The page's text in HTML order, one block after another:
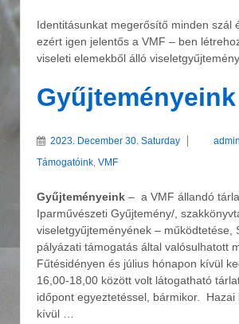
Identitásunkat megerősítő minden szál
ezért igen jelentős a VMF – ben
viseleti elemekből álló
Gyűjteményeink
2023. December 30. Saturday admin
Támogatóink, VMF
Gyűjteményeink – a VMF állandó
Iparművészeti Gyűjtemény/,
viseletgyűjteményének – működtetése,
pályázati támogatás által valósulhatott
Fűtésidényen és július hónapon kívül
16,00-18,00 között volt látogatható
időpont egyeztetéssel, bármikor. Hazai
kívül …